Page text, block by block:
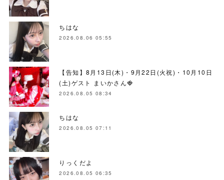
ちはな
2026.08.06 05:55
【告知】8月13日(木)・9月22日(火祝)・10月10日
(土)ゲスト まいかさん🍓
2026.08.05 08:34
ちはな
2026.08.05 07:11
りっくだよ
2026.08.05 06:35